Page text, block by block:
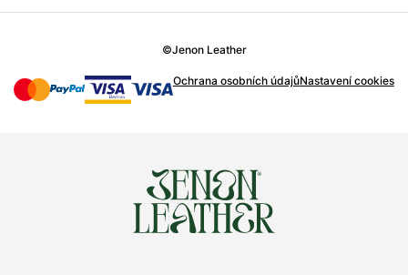
©Jenon Leather
Ochrana osobních údajůNastavení cookies